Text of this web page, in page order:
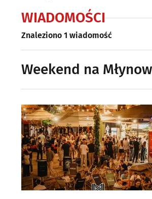
WIADOMOŚCI
Znaleziono 1 wiadomość
Weekend na